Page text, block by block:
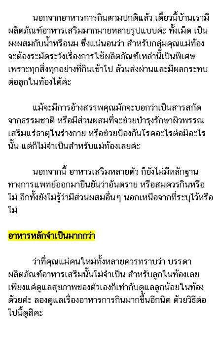
ตกแต่ง
มือ
ถือ
ราคา
ทอง
ราคา
วา
ไร
แต่งงาน
แม่
เด็ก
Infographic
บริการ
นอกจากอาหารการกินตามปกติแล้ว เดี๋ยวนี้บ้านเรามี
ผลิตภัณฑ์อาหารเสริมมากมายหลายรูปแบบค่ะ ทั้งเม็ด เป็น
ผงผสมกับน้ำหรือนม ซึ่งแน่นอนว่า สำหรับกลุ่มคุณแม่ท้อง
จะต้องระมัดระวังเรื่องการใช้ผลิตภัณฑ์เหล่านี้เป็นพิเศษ
เพราะทุกสิ่งทุกอย่างที่กินเข้าไป ล้วนส่งผ่านและมีผลกระทบ
ต่อลูกในท้องได้ค่ะ
แม้จะมีการอ้างสรรพคุณมักจะบอกว่าเป็นสารสกัด
จากธรรมชาติ หรือมีส่วนผสมที่จะช่วยบำรุงรักษาผิวพรรณ
เสริมแร่ธาตุในร่างกาย หรือช่วยป้องกันโรคอะไรต่อมิอะไร
นั้น แต่ก็ไม่จำเป็นสำหรับแม่ท้องเลยค่ะ
นอกจากนี้ อาหารเสริมหลายตัว ก็ยังไม่มีหลักฐาน
ทางการแพทย์ออกมายืนยันว่าอันตราย หรือสมควรกินหรือ
ไม่ อีกทั้งยังไม่รู้ว่ามีส่วนผสมอื่นๆ นอกเหนือจากที่ระบุไว้หรือ
ไม่
อาหารหลักจำเป็นมากกว่า
ว่าที่คุณแม่คนใหม่ทั้งหลายควรทราบว่า บรรดา
ผลิตภัณฑ์อาหารเสริมนั้นไม่จำเป็น สำหรับลูกในท้องเลย
เพียงแค่ดูแลสุขภาพของตัวเองก็เท่ากับดูแลลูกน้อยในท้อง
ด้วยค่ะ ลองดูแลเรื่องอาหารการกินมากขึ้นอีกนิด ด้วยวิธีต่อ
ไปนี้ดูสิคะ